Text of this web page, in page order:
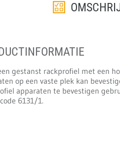
gestanst rackprofiel met een
op een vaste plek kan
apparaten te bevestigen
6131/1.